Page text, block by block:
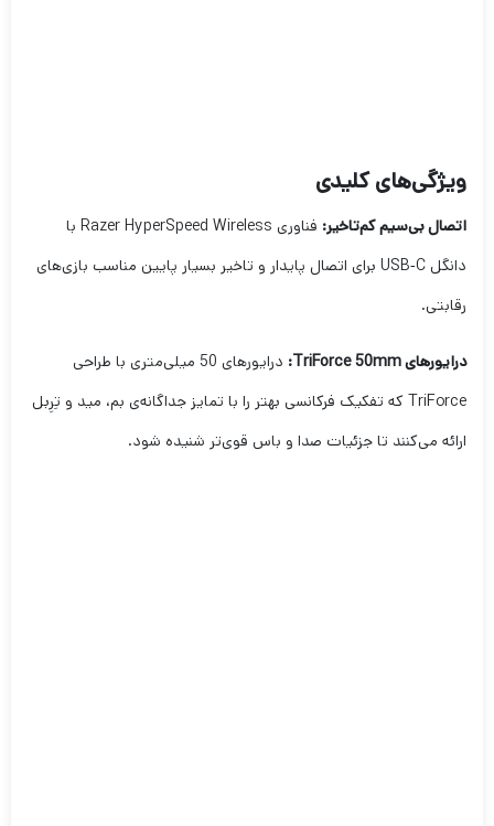
ویژگی‌های کلیدی
اتصال بی‌سیم کم‌تاخیر:
فناوری Razer HyperSpeed Wireless با
دانگل USB‑C برای اتصال پایدار و تاخیر بسیار پایین مناسب بازی‌های
رقابتی.
درایورهای TriForce 50mm:
درایورهای 50 میلی‌متری با طراحی
TriForce که تفکیک فرکانسی بهتر را با تمایز جداگانه‌ی بم، مید و تِرِبل
ارائه می‌کنند تا جزئیات صدا و باس قوی‌تر شنیده شود.